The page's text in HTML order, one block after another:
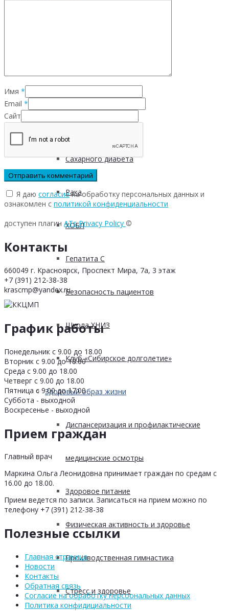
Инфаркта
Сахарного диабета
Рака
ХОБЛ
Гепатита С
Безопасность пациентов
Школа ХНИЗ
Клуб «Сибирское долголетие»
Здоровый образ жизни
Диспансеризация и профилактические
медицинские осмотры
Здоровое питание
Физическая активность и здоровье
Производственная гимнастика
Стресс и здоровье
Имя *
Email *
Сайт
Я даю согласиена обработку персональных данных и
ознакомлен с политикой конфиденциальности
доступен плагин ATs Privacy Policy ©
Контакты
660049 г. Красноярск, Проспект Мира, 7а, 3 этаж
+7 (391) 212-38-38
krascmp@yandex.ru
График работы
Понедельник с 9.00 до 18.00
Вторник с 9.00 до 18.00
Среда с 9.00 до 18.00
Четверг с 9.00 до 18.00
Пятница с 9.00 до 17.00
Суббота - выходной
Воскресенье - выходной
Прием граждан
Главный врач
Маркина Ольга Леонидовна принимает граждан по средам с
16.00 до 18.00.
Прием ведется по записи. Записаться на прием можно по
телефону +7 (391) 212-38-38
Полезные ссылки
Главная страница
Новости
Контакты
Обратная связь
Согласие на обработку персоональных данных
Политика конфидициальности